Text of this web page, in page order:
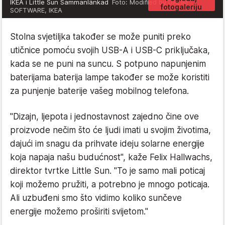
fotogaleriju
IKEA i Little Sun Sammanlänkad Foto: Modified by DALIM
SOFTWARE, IKEA
Stolna svjetiljka također se može puniti preko
utičnice pomoću svojih USB-A i USB-C priključaka,
kada se ne puni na suncu. S potpuno napunjenim
baterijama baterija lampe također se može koristiti
za punjenje baterije vašeg mobilnog telefona.
"Dizajn, ljepota i jednostavnost zajedno čine ove
proizvode nečim što će ljudi imati u svojim životima,
dajući im snagu da prihvate ideju solarne energije
koja napaja našu budućnost", kaže Felix Hallwachs,
direktor tvrtke Little Sun. "To je samo mali poticaj
koji možemo pružiti, a potrebno je mnogo poticaja.
Ali uzbuđeni smo što vidimo koliko sunčeve
energije možemo proširiti svijetom."